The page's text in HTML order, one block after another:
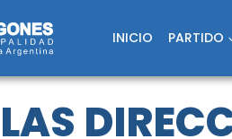
INICIO PARTIDO
LAS